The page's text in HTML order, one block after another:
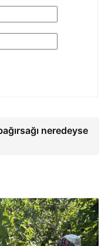
neredeyse